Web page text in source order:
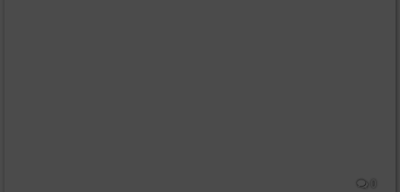
0